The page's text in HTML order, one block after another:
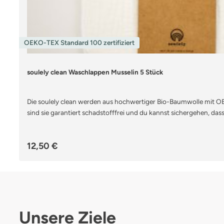
OEKO-TEX Standard 100 zertifiziert
soulely clean Waschlappen Musselin 5 Stück
Die soulely clean werden aus hochwertiger Bio-Baumwolle mit
sind sie garantiert schadstofffrei und du kannst sichergehen,
strapazierfähige und hochwertige Material bleiben
Regulärer Preis:
12,50 €
Unsere Ziele